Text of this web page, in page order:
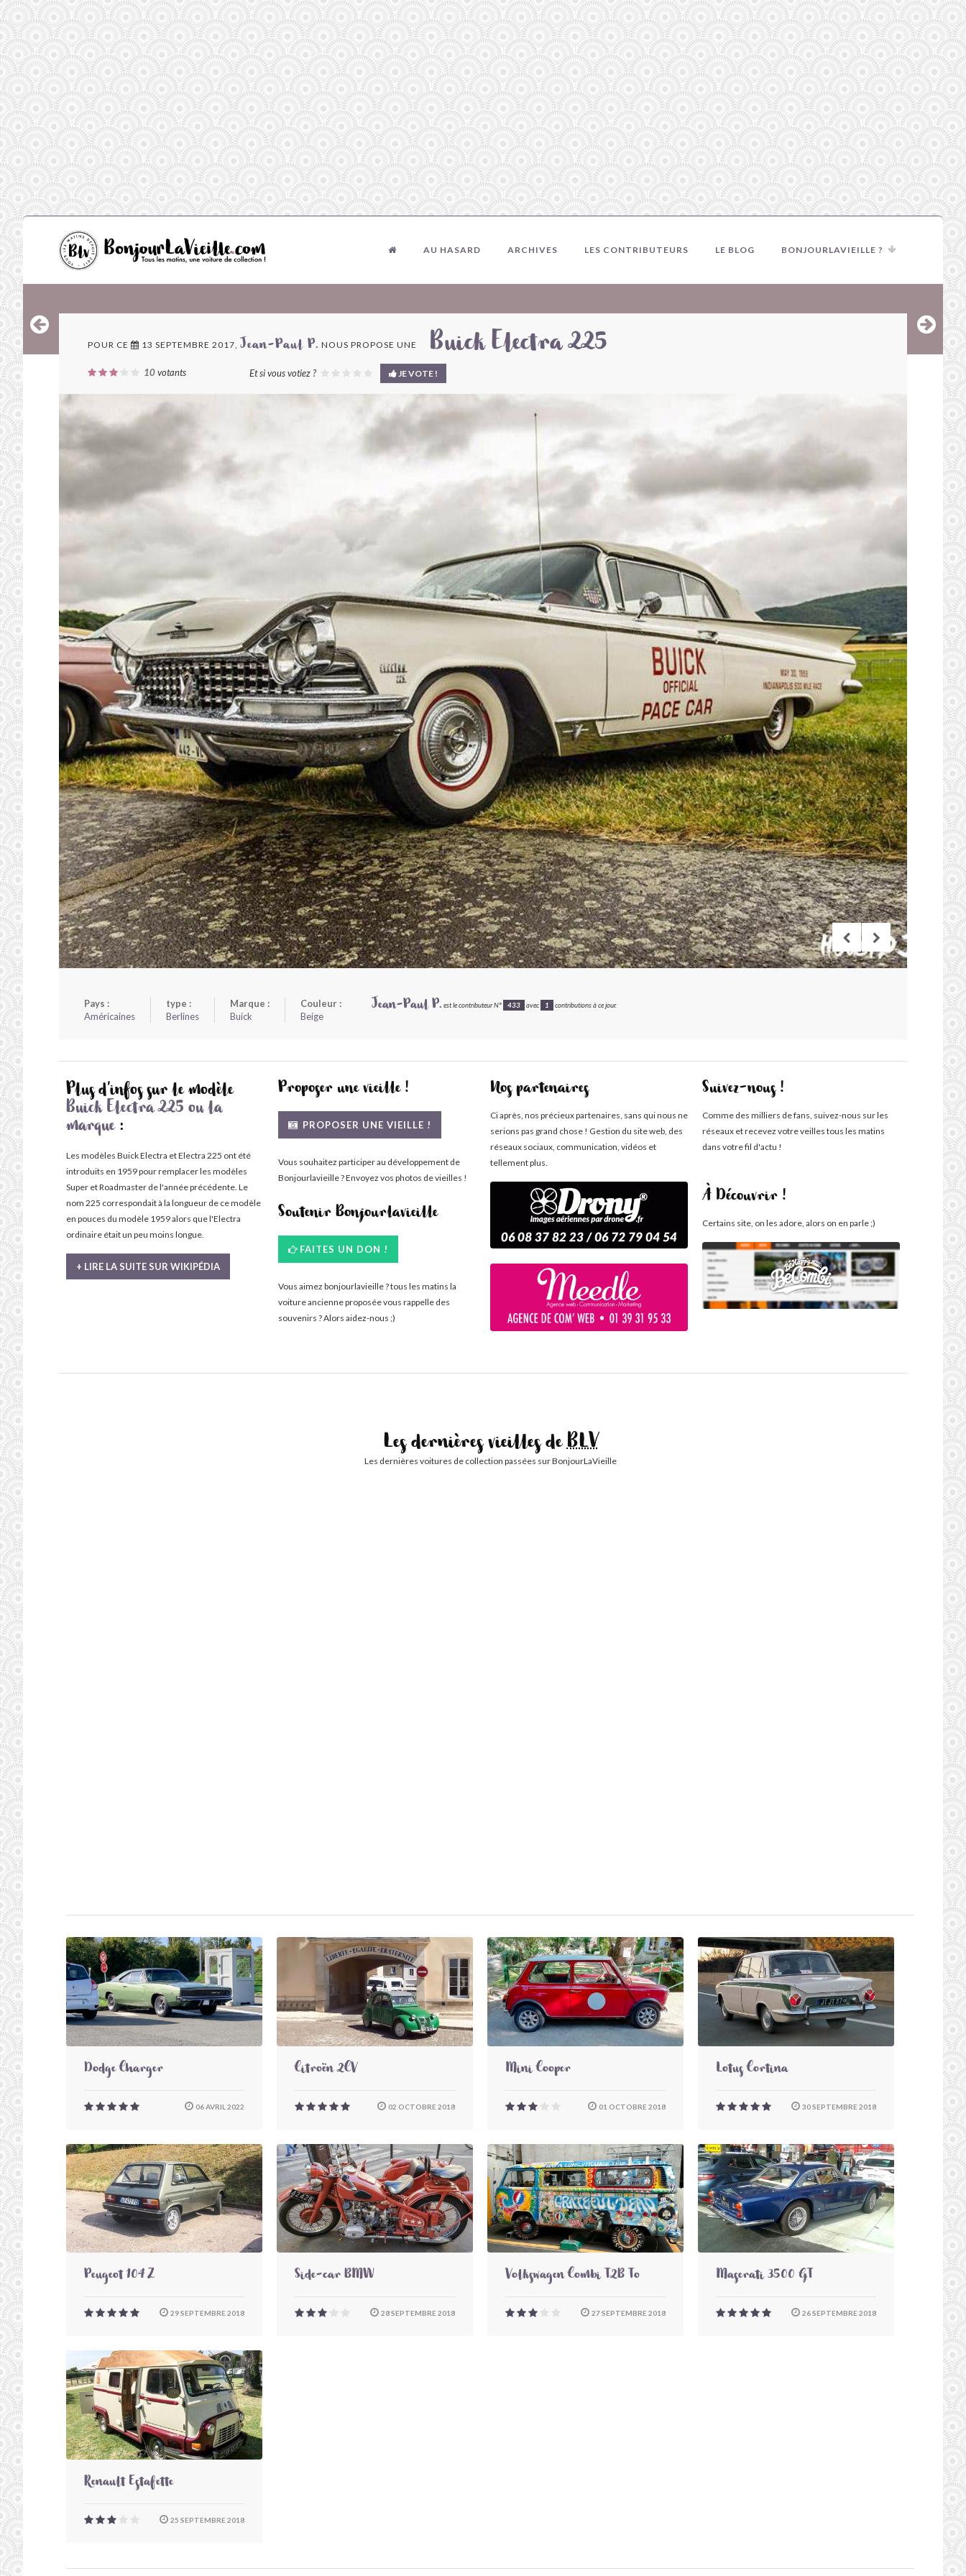
AU HASARD ARCHIVES LES CONTRIBUTEURS LE BLOG BONJOURLAVIEILLE ?
POUR CE 13 SEPTEMBRE 2017, Jean-Paul P. NOUS PROPOSE UNE Buick Electra 225
10votants Et si vous votiez ? JE VOTE !
Pays :
Américaines
type :
Berlines
Marque :
Buick
Couleur :
Beige
Jean-Paul P. est le contributeur N° 433 avec 1 contributions à ce jour.
Plus d'infos sur le modèle
Buick Electra 225 ou la
marque:
Les modèles Buick Electra et Electra 225 ont été
introduits en 1959 pour remplacer les modèles
Super et Roadmaster de l'année précédente. Le
nom 225 correspondait à la longueur de ce modèle
en pouces du modèle 1959 alors que l'Electra
ordinaire était un peu moins longue.
+ LIRE LA SUITE SUR WIKIPÉDIA
Proposer une vieille !
PROPOSER UNE VIEILLE !
Vous souhaitez participer au développement de
Bonjourlavieille ? Envoyez vos photos de vieilles !
Soutenir Bonjourlavieille
FAITES UN DON !
Vous aimez bonjourlavieille ? tous les matins la
voiture ancienne proposée vous rappelle des
souvenirs ? Alors aidez-nous ;)
Nos partenaires
Ci après, nos précieux partenaires, sans qui nous ne
serions pas grand chose ! Gestion du site web, des
réseaux sociaux, communication, vidéos et
tellement plus.
Suivez-nous !
Comme des milliers de fans, suivez-nous sur les
réseaux et recevez votre veilles tous les matins
dans votre fil d'actu !
À Découvrir !
Certains site, on les adore, alors on en parle ;)
Les dernières vieilles deBLV
Les dernières voitures de collection passées sur BonjourLaVieille
Dodge Charger
06 AVRIL 2022
Citroën 2CV
02 OCTOBRE 2018
Mini Cooper
01 OCTOBRE 2018
Lotus Cortina
30 SEPTEMBRE 2018
Peugeot 104 Z
29 SEPTEMBRE 2018
Side-car BMW
28 SEPTEMBRE 2018
Volkswagen Combi T2B To
27 SEPTEMBRE 2018
Maserati 3500 GT
26 SEPTEMBRE 2018
Renault Estafette
25 SEPTEMBRE 2018